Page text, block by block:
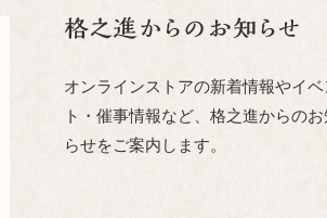
オンラインストアの新着情報やイベ
ト・催事情報など、格之進からのお
らせをご案内します。